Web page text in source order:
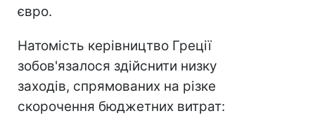
євро.
Натомість керівництво Греції
зобов'язалося здійснити низку
заходів, спрямованих на різке
скорочення бюджетних витрат: